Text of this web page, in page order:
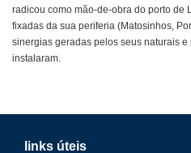
radicou como mão-de-obra do porto de
fixadas da sua periferia (Matosinhos,
sinergias geradas pelos seus naturais
instalaram.
links úteis